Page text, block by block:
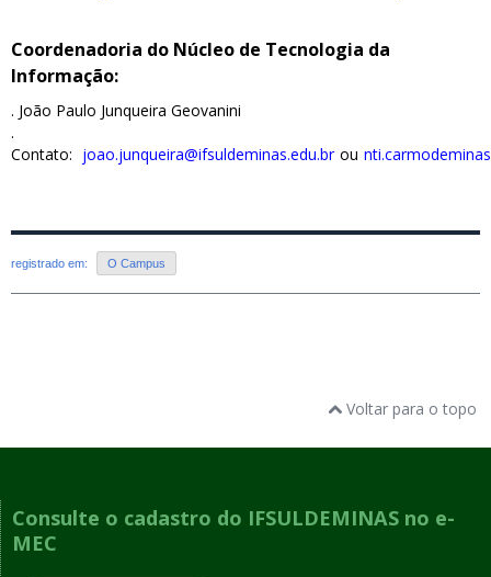
Coordenadoria do Núcleo de Tecnologia da
Informação:
. João Paulo Junqueira Geovanini
.
Contato: joao.junqueira@ifsuldeminas.edu.br ou
registrado em: O Campus
Voltar para o topo
Consulte o cadastro do IFSULDEMINAS no e-
MEC